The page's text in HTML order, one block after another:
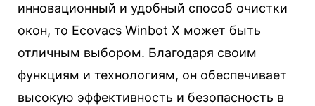
инновационный и удобный способ очистки
окон, то Ecovacs Winbot X может быть
отличным выбором. Благодаря своим
функциям и технологиям, он обеспечивает
высокую эффективность и безопасность в